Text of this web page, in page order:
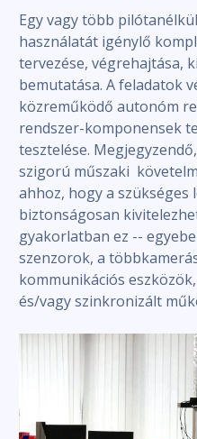
Egy vagy több
használatát igénylő
tervezése, végrehajtása,
bemutatása. A feladatok
közreműködő autonóm
rendszer-komponensek
tesztelése.
szigorú műszaki
ahhoz, hogy a szükséges
biztonságosan
gyakorlatban ez --
szenzorok, a
kommunikációs
és/vagy szinkronizált